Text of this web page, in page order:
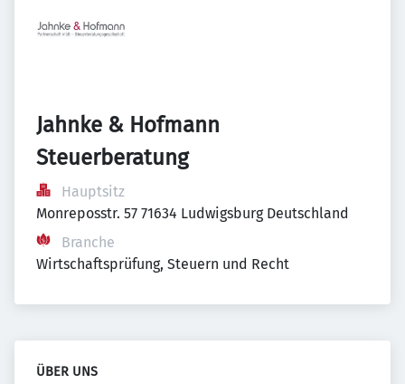
Jahnke & Hofmann
Steuerberatung
Hauptsitz
Monreposstr. 57 71634 Ludwigsburg Deutschland
Branche
Wirtschaftsprüfung, Steuern und Recht
ÜBER UNS